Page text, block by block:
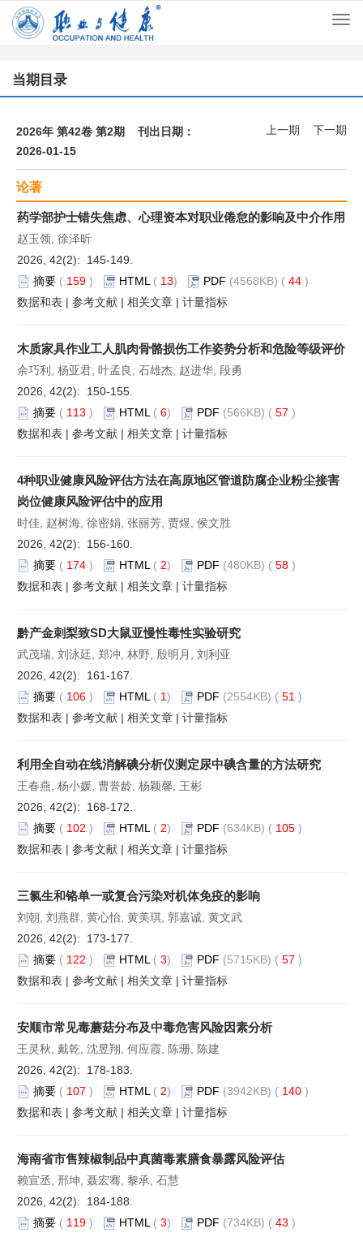
当期目录
2026年 第42卷 第2期 刊出日期：
2026-01-15
上一期 下一期
论著
药学部护士错失焦虑、心理资本对职业倦怠的影响及中介作用
赵玉领, 徐泽昕
2026, 42(2): 145-149.
摘要 ( 159 ) HTML ( 13) PDF (4568KB) ( 44 )
数据和表 | 参考文献 | 相关文章 | 计量指标
木质家具作业工人肌肉骨骼损伤工作姿势分析和危险等级评价
余巧利, 杨亚君, 叶孟良, 石雄杰, 赵进华, 段勇
2026, 42(2): 150-155.
摘要 ( 113 ) HTML ( 6) PDF (566KB) ( 57 )
数据和表 | 参考文献 | 相关文章 | 计量指标
4种职业健康风险评估方法在高原地区管道防腐企业粉尘接害
岗位健康风险评估中的应用
时佳, 赵树海, 徐密娟, 张丽芳, 贾煜, 侯文胜
2026, 42(2): 156-160.
摘要 ( 174 ) HTML ( 2) PDF (480KB) ( 58 )
数据和表 | 参考文献 | 相关文章 | 计量指标
黔产金刺梨致SD大鼠亚慢性毒性实验研究
武茂瑞, 刘泳廷, 郑冲, 林野, 殷明月, 刘利亚
2026, 42(2): 161-167.
摘要 ( 106 ) HTML ( 1) PDF (2554KB) ( 51 )
数据和表 | 参考文献 | 相关文章 | 计量指标
利用全自动在线消解碘分析仪测定尿中碘含量的方法研究
王春燕, 杨小媛, 曹誉龄, 杨颖馨, 王彬
2026, 42(2): 168-172.
摘要 ( 102 ) HTML ( 2) PDF (634KB) ( 105 )
数据和表 | 参考文献 | 相关文章 | 计量指标
三氯生和铬单一或复合污染对机体免疫的影响
刘朝, 刘燕群, 黄心怡, 黄美琪, 郭嘉诚, 黄文武
2026, 42(2): 173-177.
摘要 ( 122 ) HTML ( 3) PDF (5715KB) ( 57 )
数据和表 | 参考文献 | 相关文章 | 计量指标
安顺市常见毒蘑菇分布及中毒危害风险因素分析
王灵秋, 戴乾, 沈昱翔, 何应霞, 陈珊, 陈建
2026, 42(2): 178-183.
摘要 ( 107 ) HTML ( 2) PDF (3942KB) ( 140 )
数据和表 | 参考文献 | 相关文章 | 计量指标
海南省市售辣椒制品中真菌毒素膳食暴露风险评估
赖宣丞, 邢坤, 聂宏骞, 黎承, 石慧
2026, 42(2): 184-188.
摘要 ( 119 ) HTML ( 3) PDF (734KB) ( 43 )